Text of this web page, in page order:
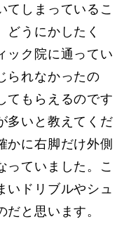
てしまっているこ
どうにかしたく
ック院に通ってい
られなかったの
てもらえるのです
多いと教えてくだ
かに右脚だけ外側
っていました。こ
いドリブルやシュ
と思います。